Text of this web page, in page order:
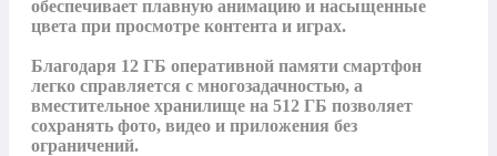
обеспечивает плавную анимацию и насыщенные
цвета при просмотре контента и играх.
Благодаря 12 ГБ оперативной памяти смартфон
легко справляется с многозадачностью, а
вместительное хранилище на 512 ГБ позволяет
сохранять фото, видео и приложения без
ограничений.